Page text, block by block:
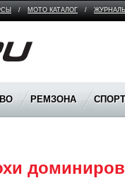
/ МОТО КАТАЛОГ / ЖУРНАЛЫ
РЕМЗОНА СПОРТ